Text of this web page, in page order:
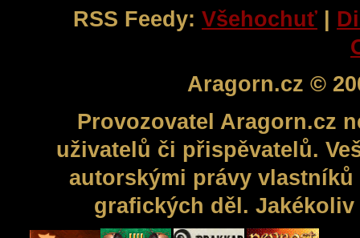
RSS Feedy: Všehochuť |
Aragorn.cz ©
Provozovatel Aragorn.cz
uživatelů či přispěvatelů.
autorskými právy
grafických děl.